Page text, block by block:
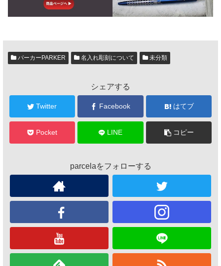
パーカーPARKER 名入れ彫刻について 未分類
シェアする
Twitter Facebook はてブ
Pocket LINE コピー
parcelaをフォローする